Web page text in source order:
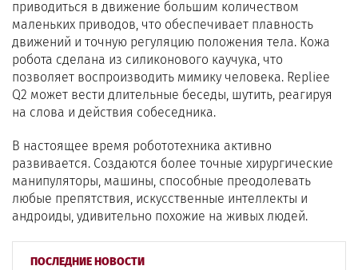
ПОСЛЕДНИЕ НОВОСТИ
приводиться в движение большим количеством
маленьких приводов, что обеспечивает плавность
движений и точную регуляцию положения тела. Кожа
робота сделана из силиконового каучука, что
позволяет воспроизводить мимику человека. Repliee
Q2 может вести длительные беседы, шутить, реагируя
на слова и действия собеседника.
В настоящее время робототехника активно
развивается. Создаются более точные хирургические
манипуляторы, машины, способные преодолевать
любые препятствия, искусственные интеллекты и
андроиды, удивительно похожие на живых людей.